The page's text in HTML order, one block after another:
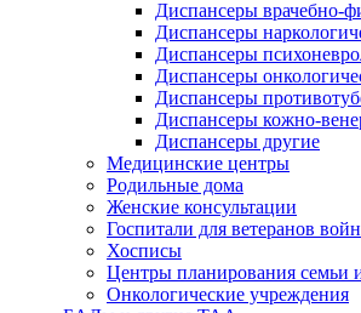
Диспансеры врачебно-
Диспансеры
Диспансеры
Диспансеры
Диспансеры
Диспансеры кожно-
Диспансеры другие
Медицинские центры
Родильные дома
Женские консультации
Госпитали для ветеранов войн
Хосписы
Центры планирования семьи
Онкологические учреждения